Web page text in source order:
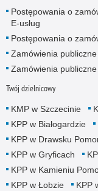
Postępowania o
E-usług
Postępowania o
Zamówienia
Zamówienia
Twój dzielnicowy
KMP w Szczecinie
KPP w Białogardzie
KPP w Drawsku
KPP w Gryficach
KPP w Kamieniu
KPP w Łobzie
KPP